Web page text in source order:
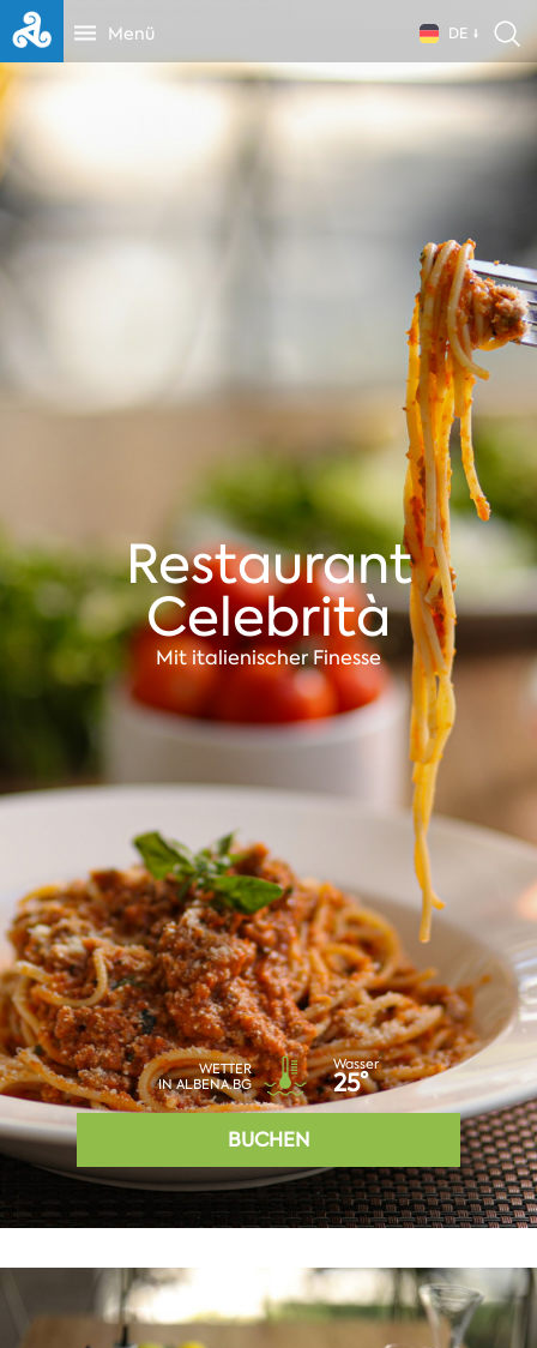
Menü DE
Restaurant
Celebrità
Mit italienischer Finesse
WETTER
IN ALBENA.BG
Wasser
25°
BUCHEN